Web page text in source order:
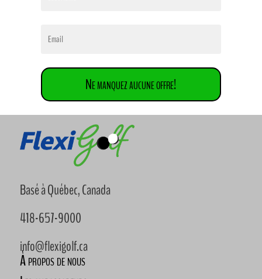
Ne manquez aucune offre!
Basé à Québec, Canada
418-657-9000
info@flexigolf.ca
À propos de nous